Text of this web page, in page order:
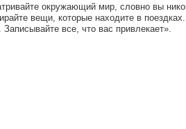
окружающий мир, словно вы
вещи, которые находите в
все, что вас привлекает».